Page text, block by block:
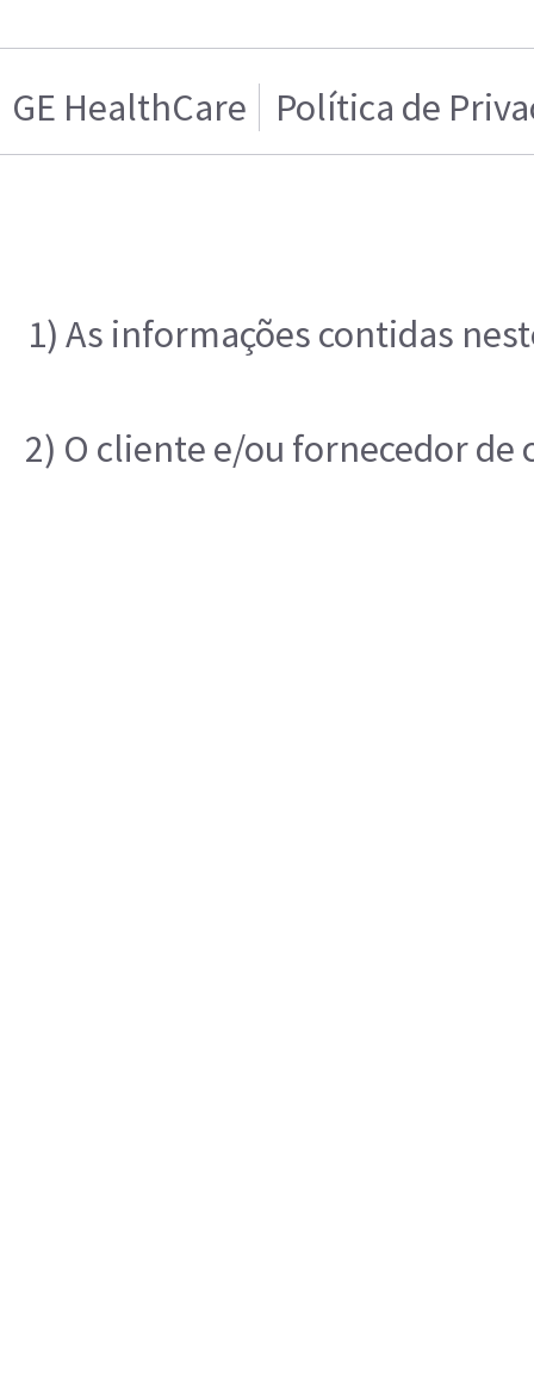
GE HealthCare Política de
1) As informações contidas
2) O cliente e/ou fornecedor